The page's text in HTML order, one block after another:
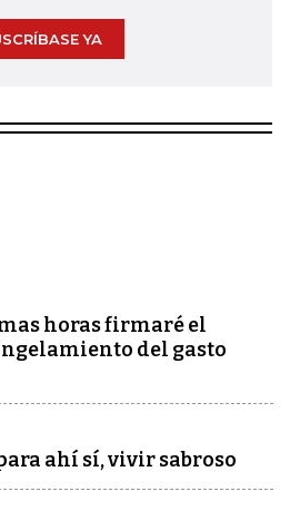
YA
horas firmaré el
del gasto
ahí sí, vivir sabroso